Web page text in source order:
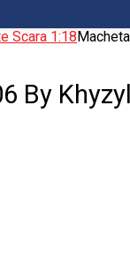
Scara 1:18
By